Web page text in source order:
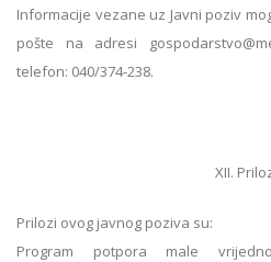
Informacije vezane uz Javni poziv
pošte na adresi
telefon: 040/374-238.
XII.
Prilozi ovog javnog poziva su:
Program potpora male